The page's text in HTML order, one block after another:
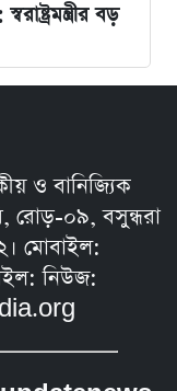
বড়
ও বানিজ্যিক
রোড়-০৯, বসুন্ধরা
মোবাইল:
নিউজ: